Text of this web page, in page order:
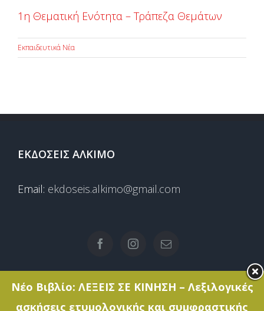
1η Θεματική Ενότητα – Τράπεζα Θεμάτων
Εκπαιδευτικά Νέα
ΕΚΔΟΣΕΙΣ ΑΛΚΙΜΟ
Email: ekdoseis.alkimo@gmail.com
Νέο Βιβλίο: ΛΕΞΕΙΣ ΣΕ ΚΙΝΗΣΗ – Λεξιλογικές
ασκήσεις ετυμολογικής και συμφραστικής